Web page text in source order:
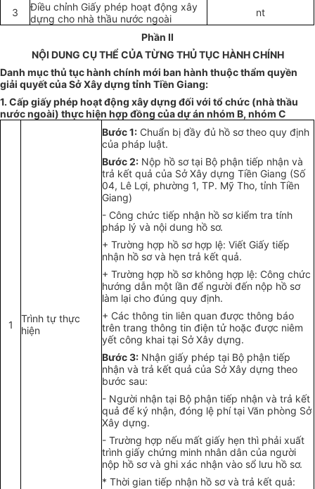
3
Điều chỉnh Giấy phép hoạt động xây
dựng cho nhà thầu nước ngoài
nt
Phần II
NỘI DUNG CỤ THỂ CỦA TỪNG THỦ TỤC HÀNH CHÍNH
Danh mục thủ tục hành chính mới ban hành thuộc thẩm quyền
giải quyết của Sở Xây dựng tỉnh Tiền Giang:
1. Cấp giấy phép hoạt động xây dựng đối với tổ chức (nhà thầu
nước ngoài) thực hiện hợp đồng của dự án nhóm B, nhóm C
1
Trình tự thực
hiện
Bước 1: Chuẩn bị đầy đủ hồ sơ theo quy định
của pháp luật.
Bước 2: Nộp hồ sơ tại Bộ phận tiếp nhận và
trả kết quả của Sở Xây dựng Tiền Giang (Số
04, Lê Lợi, phường 1, TP. Mỹ Tho, tỉnh Tiền
Giang)
- Công chức tiếp nhận hồ sơ kiểm tra tính
pháp lý và nội dung hồ sơ.
+ Trường hợp hồ sơ hợp lệ: Viết Giấy tiếp
nhận hồ sơ và hẹn trả kết quả.
+ Trường hợp hồ sơ không hợp lệ: Công chức
hướng dẫn một lần để người đến nộp hồ sơ
làm lại cho đúng quy định.
+ Các thông tin liên quan được thông báo
trên trang thông tin điện tử hoặc được niêm
yết công khai tại Sở Xây dựng.
Bước 3: Nhận giấy phép tại Bộ phận tiếp
nhận và trả kết quả của Sở Xây dựng theo
bước sau:
- Người nhận tại Bộ phận tiếp nhận và trả kết
quả để ký nhận, đóng lệ phí tại Văn phòng Sở
Xây dựng.
- Trường hợp nếu mất giấy hẹn thì phải xuất
trình giấy chứng minh nhân dân của người
nộp hồ sơ và ghi xác nhận vào sổ lưu hồ sơ.
* Thời gian tiếp nhận hồ sơ và trả kết quả: